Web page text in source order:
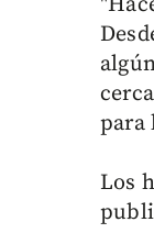
para
Los